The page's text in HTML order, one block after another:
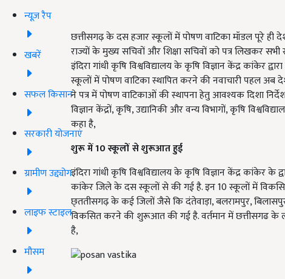
न्यूज़ रैप
खबरें
सफल किसान
सरकारी योजनाएं
ग्रामीण उद्द्योग
लाइफ स्टाइल
मौसम
छत्तीसगढ़ के दस हजार स्कूलों में पोषण वाटिका मॉडल पूरे ही
राज्यों के मुख्य सचिवों और शिक्षा सचिवों को पत्र लिखकर
इंदिरा गांधी कृषि विश्वविद्यालय के कृषि विज्ञान केंद्र कांकेर
स्कूलों में पोषण वाटिका स्थापित करने की नवाचारी पहल
ने पत्र में पोषण वाटिकाओं की स्थापना हेतु आवश्यक दिशा
विज्ञान केंद्रों, कृषि, उद्यानिकी और वन्य विभागों, कृषि
कहा है,
शुरू में 10 स्कूलों से शुरूआत हुई
इंदिरा गांधी कृषि विश्वविद्यालय के कृषि विज्ञान केंद्र कांकेर
कांकेर जिले के दस स्कूलों से की गई है. इन 10 स्कूलों में
छ्ततीसगढ़ के कई जिलों जैसे कि दंतेवाड़ा, बलरामपुर,
विकसित करने की शुरूआत की गई है. वर्तमान में छत्तीसगढ के
है,